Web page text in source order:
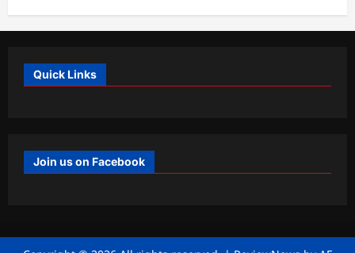
Quick Links
Join us on Facebook